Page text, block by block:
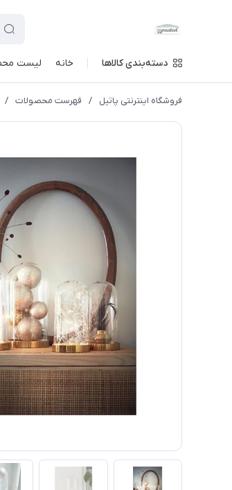
دسته‌بندی کالاها خانه لیست
فروشگاه اینترنتی پاتیل / فهرست محصولات /